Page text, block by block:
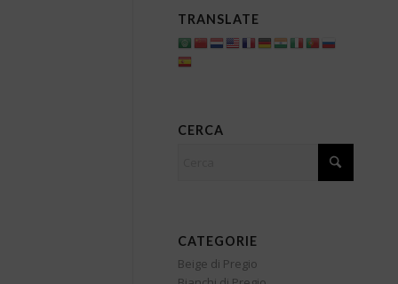
TRANSLATE
CERCA
CATEGORIE
Beige di Pregio